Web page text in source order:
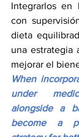
Integrarlos en
con
dieta
una estrategia
mejorar el
When
under
alongside a
become a